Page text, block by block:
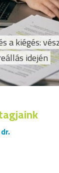
a kiégés:
idején